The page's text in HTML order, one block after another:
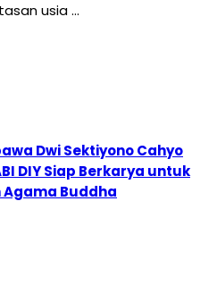
usia …
Dwi Sektiyono Cahyo
DIY Siap Berkarya untuk
Buddha